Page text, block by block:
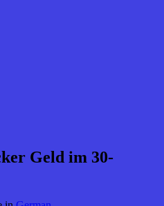
Geld im 30-